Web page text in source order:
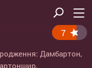
7
Дамбартон,